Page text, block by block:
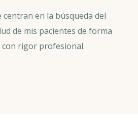
centran en la búsqueda del
de mis pacientes de forma
rigor profesional.